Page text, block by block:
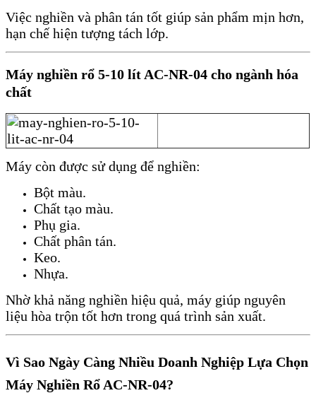
Việc nghiền và phân tán tốt giúp sản phẩm mịn hơn,
hạn chế hiện tượng tách lớp.
Máy nghiền rổ 5-10 lít AC-NR-04 cho ngành hóa
chất
Máy còn được sử dụng để nghiền:
Bột màu.
Chất tạo màu.
Phụ gia.
Chất phân tán.
Keo.
Nhựa.
Nhờ khả năng nghiền hiệu quả, máy giúp nguyên
liệu hòa trộn tốt hơn trong quá trình sản xuất.
Vì Sao Ngày Càng Nhiều Doanh Nghiệp Lựa Chọn
Máy Nghiền Rổ AC-NR-04?